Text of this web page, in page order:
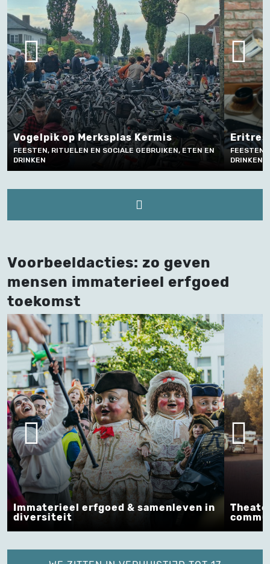
op Merksplas Kermis
RITUELEN EN SOCIALE GEBRUIKEN, ETEN EN
Eritrese
FEESTEN,
DRINKEN
Voorbeeldacties: zo geven
mensen immaterieel erfgoed
toekomst
Immaterieel erfgoed & samenleven in
diversiteit